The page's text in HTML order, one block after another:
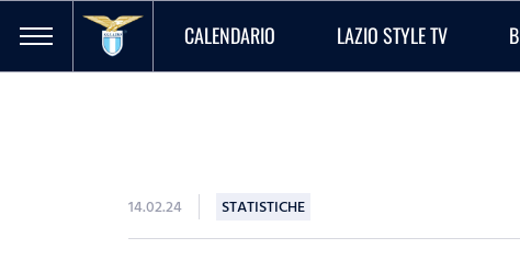
CALENDARIO LAZIO STYLE TV
14.02.24 STATISTICHE